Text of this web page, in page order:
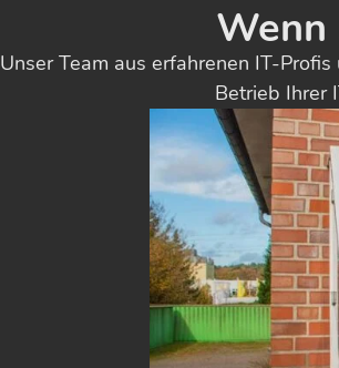
Wenn
Unser Team aus erfahrenen IT-
Betrieb Ihrer